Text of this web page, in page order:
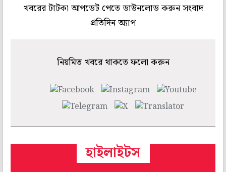
খবরের টাটকা আপডেট পেতে ডাউনলোড করুন সংবাদ
প্রতিদিন অ্যাপ
নিয়মিত খবরে থাকতে ফলো করুন
হাইলাইটস